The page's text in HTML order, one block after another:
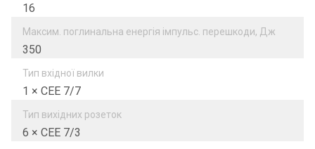
16
Максим. поглинальна енергія імпульс. перешкоди, Дж
350
Тип вхідної вилки
1 × CEE 7/7
Тип вихідних розеток
6 × CEE 7/3